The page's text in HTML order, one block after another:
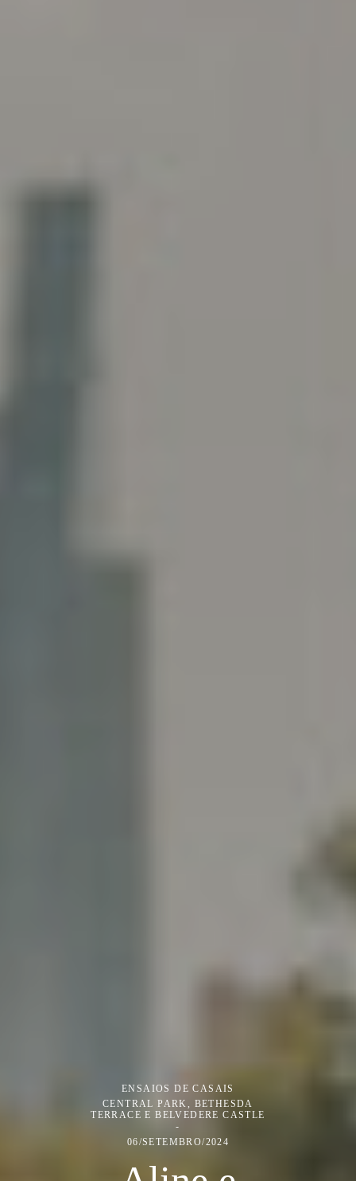
ENSAIOS DE CASAIS
CENTRAL PARK, BETHESDA
TERRACE E BELVEDERE CASTLE
06/SETEMBRO/2024